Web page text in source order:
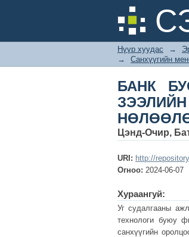
БАНК
ФИНТЕК
Нүүр хуудас →
→
Санхүүгийн
БАНК
Цэнд-Очир,
URI: http://
Огноо: 2024-06-07
Хураангуй:
Уг судалгааны
технологи буюу
санхүүгийн